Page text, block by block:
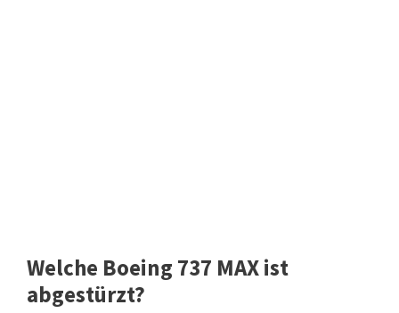
Welche Boeing 737 MAX ist
abgestürzt?